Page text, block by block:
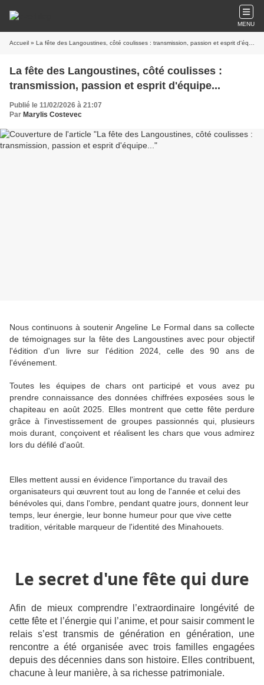
MENU
Accueil » La fête des Langoustines, côté coulisses : transmission, passion et esprit d'équipe...
La fête des Langoustines, côté coulisses :
transmission, passion et esprit d'équipe...
Publié le 11/02/2026 à 21:07
Par Marylis Costevec
Nous continuons à soutenir Angeline Le Formal dans sa collecte
de témoignages sur la fête des Langoustines avec pour objectif
l'édition d'un livre sur l'édition 2024, celle des 90 ans de
l'événement.
Toutes les équipes de chars ont participé et vous avez pu
prendre connaissance des données chiffrées exposées sous le
chapiteau en août 2025. Elles montrent que cette fête perdure
grâce à l'investissement de groupes passionnés qui, plusieurs
mois durant, conçoivent et réalisent les chars que vous admirez
lors du défilé d'août.
Elles mettent aussi en évidence l'importance du travail des
organisateurs qui œuvrent tout au long de l'année et celui des
bénévoles qui, dans l'ombre, pendant quatre jours, donnent leur
temps, leur énergie, leur bonne humeur pour que vive cette
tradition, véritable marqueur de l'identité des Minahouets.
Le secret d'une fête qui dure
Afin de mieux comprendre l’extraordinaire longévité de
cette fête et l’énergie qui l’anime, et pour saisir comment le
relais s’est transmis de génération en génération, une
rencontre a été organisée avec trois familles engagées
depuis des décennies dans son histoire. Elles contribuent,
chacune à leur manière, à sa richesse patrimoniale.